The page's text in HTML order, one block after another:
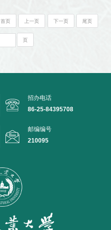
首页 上一页 下一页 尾页
页
招办电话
86-25-84395708
邮编编号
210095